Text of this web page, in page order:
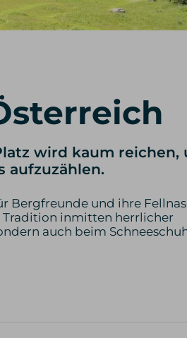
wird kaum reichen,
aufzuzählen.
Bergfreunde und ihre
Tradition inmitten herrlicher
auch beim